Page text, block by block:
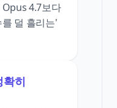
4.7보다
덜 흘리는'
히